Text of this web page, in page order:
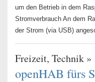
um den Betrieb in dem
Stromverbrauch An dem
der Strom (via USB)
Freizeit, Technik »
openHAB fürs